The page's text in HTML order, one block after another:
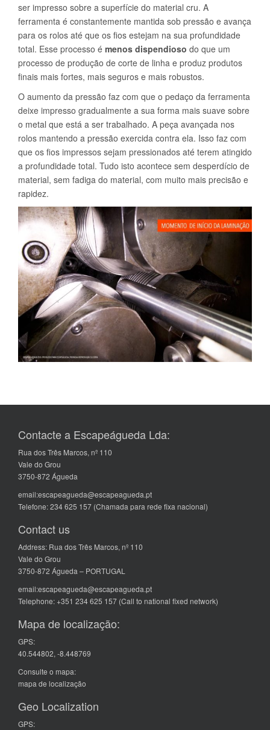
ser impresso sobre a superfície do material cru. A
ferramenta é constantemente mantida sob pressão e avança
para os rolos até que os fios estejam na sua profundidade
total. Esse processo é menos dispendioso do que um
processo de produção de corte de linha e produz produtos
finais mais fortes, mais seguros e mais robustos.
O aumento da pressão faz com que o pedaço da ferramenta
deixe impresso gradualmente a sua forma mais suave sobre
o metal que está a ser trabalhado. A peça avançada nos
rolos mantendo a pressão exercida contra ela. Isso faz com
que os fios impressos sejam pressionados até terem atingido
a profundidade total. Tudo isto acontece sem desperdício de
material, sem fadiga do material, com muito mais precisão e
rapidez.
Contacte a Escapeágueda Lda:
Rua dos Três Marcos, nº 110
Vale do Grou
3750-872 Águeda
email:escapeagueda@escapeagueda.pt
Telefone: 234 625 157 (Chamada para rede fixa nacional)
Contact us
Address: Rua dos Três Marcos, nº 110
Vale do Grou
3750-872 Águeda – PORTUGAL
email:escapeagueda@escapeagueda.pt
Telephone: +351 234 625 157 (Call to national fixed network)
Mapa de localização:
GPS:
40.544802, -8.448769
Consulte o mapa:
mapa de localização
Geo Localization
GPS: